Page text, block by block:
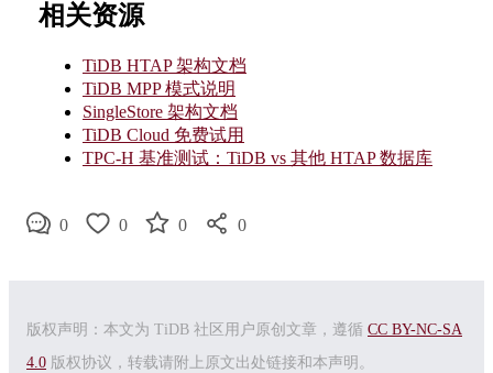
相关资源
TiDB HTAP 架构文档
TiDB MPP 模式说明
SingleStore 架构文档
TiDB Cloud 免费试用
TPC-H 基准测试：TiDB vs 其他 HTAP 数据库
0 0 0 0
版权声明：本文为 TiDB 社区用户原创文章，遵循 CC BY-NC-SA
4.0 版权协议，转载请附上原文出处链接和本声明。